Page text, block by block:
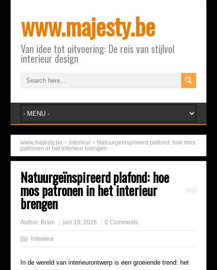
www.majesty.be
Van idee tot uitvoering: De reis van stijlvol
interieur design
www.majesty.be > Interieur > Natuurgeïnspireerd plafond: hoe mos
patronen in het interieur brengen
Natuurgeïnspireerd plafond: hoe
mos patronen in het interieur
brengen
Author: Bram juni 19, 2026 0 Comments
Interieur
In de wereld van interieurontwerp is een groeiende trend: het